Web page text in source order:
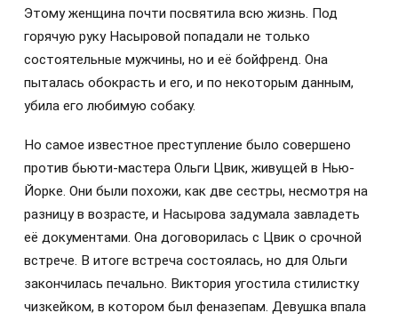
Этому женщина почти посвятила всю жизнь. Под
горячую руку Насыровой попадали не только
состоятельные мужчины, но и её бойфренд. Она
пыталась обокрасть и его, и по некоторым данным,
убила его любимую собаку.
Но самое известное преступление было совершено
против бьюти-мастера Ольги Цвик, живущей в Нью-
Йорке. Они были похожи, как две сестры, несмотря на
разницу в возрасте, и Насырова задумала завладеть
её документами. Она договорилась с Цвик о срочной
встрече. В итоге встреча состоялась, но для Ольги
закончилась печально. Виктория угостила стилистку
чизкейком, в котором был феназепам. Девушка впала